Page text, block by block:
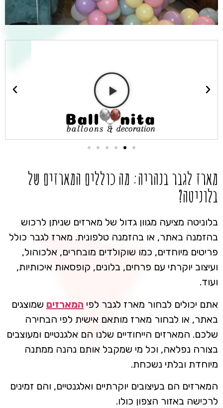
מארז לגבר בנהריה: מה כוללים המארזים של
בלוניטה?
בלוניטה מציעה מגוון גדול של מארזים שניתן לרכוש
בהזמנה באתר, או בהזמנה טלפונית. מארז לגבר כולל
פריטים מיוחדים, כמו שוקולדים מובחרים, אלכוהול,
ועיצוב יוקרתי עם פרחים, בלונים, קופסאות איכותיות,
ועוד.
אתם יכולים לבחור מארז לגבר לפי המארזים שמוצגים
באתר, או לבחור מארז מותאם אישית לפי הבחירה
שלכם. המארזים הייחודיים שלנו הם אלגנטיים ומעוצבים
בצורה נפלאה, וכל מי שמקבל אותם נהנה ממתנה
מיוחדת ובלתי נשכחת.
המארזים הם בעיצובים יוקרתיים ואלגנטיים, והם זמינים
לרכישה באזור הצפון כולו.